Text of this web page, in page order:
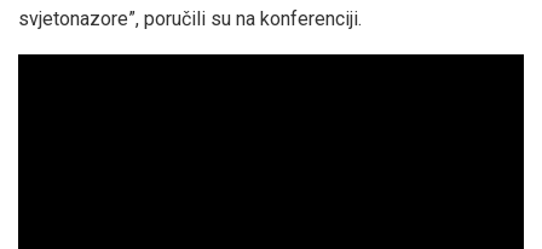
svjetonazore”, poručili su na konferenciji.